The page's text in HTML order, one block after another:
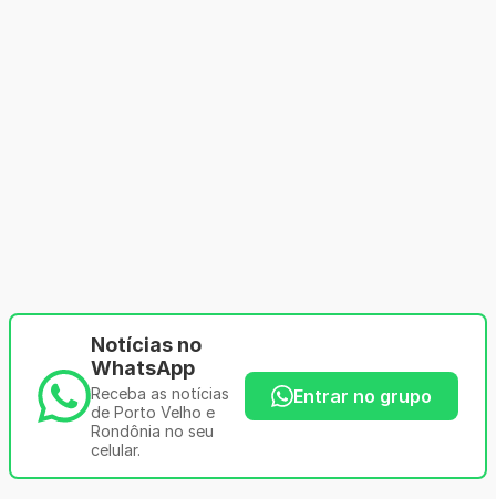
Notícias no
WhatsApp
Receba as notícias
de Porto Velho e
Rondônia no seu
celular.
Entrar no grupo